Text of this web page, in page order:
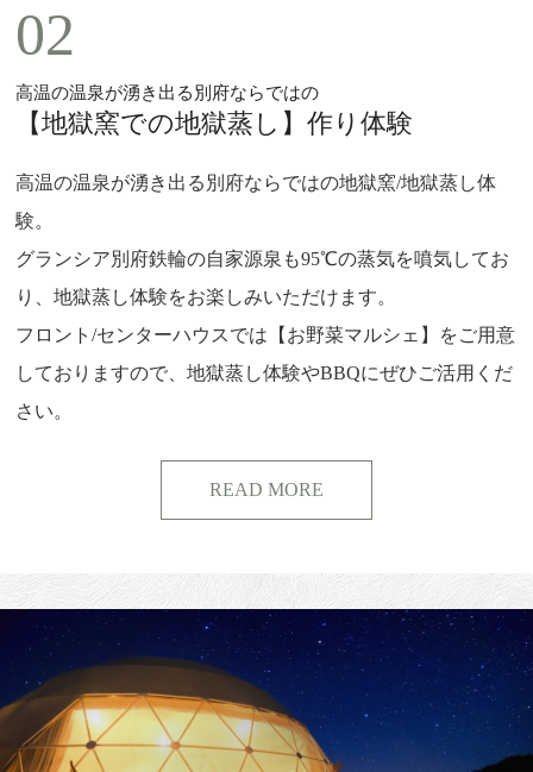
02
高温の温泉が湧き出る別府ならではの
【地獄窯での地獄蒸し】作り体験
高温の温泉が湧き出る別府ならではの地獄窯/地獄蒸し体
験。
グランシア別府鉄輪の自家源泉も95℃の蒸気を噴気してお
り、地獄蒸し体験をお楽しみいただけます。
フロント/センターハウスでは【お野菜マルシェ】をご用意
しておりますので、地獄蒸し体験やBBQにぜひご活用くだ
さい。
READ MORE